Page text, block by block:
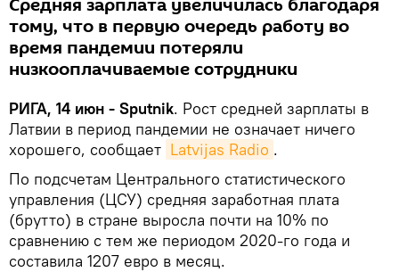
Средняя зарплата увеличилась благодаря
тому, что в первую очередь работу во
время пандемии потеряли
низкооплачиваемые сотрудники
РИГА, 14 июн - Sputnik. Рост средней зарплаты в
Латвии в период пандемии не означает ничего
хорошего, сообщает Latvijas Radio .
По подсчетам Центрального статистического
управления (ЦСУ) средняя заработная плата
(брутто) в стране выросла почти на 10% по
сравнению с тем же периодом 2020-го года и
составила 1207 евро в месяц.